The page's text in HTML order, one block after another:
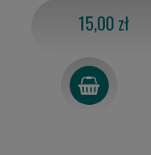
15,00 zł